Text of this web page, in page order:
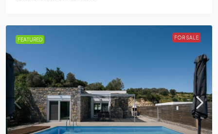
FEATURED FOR SALE